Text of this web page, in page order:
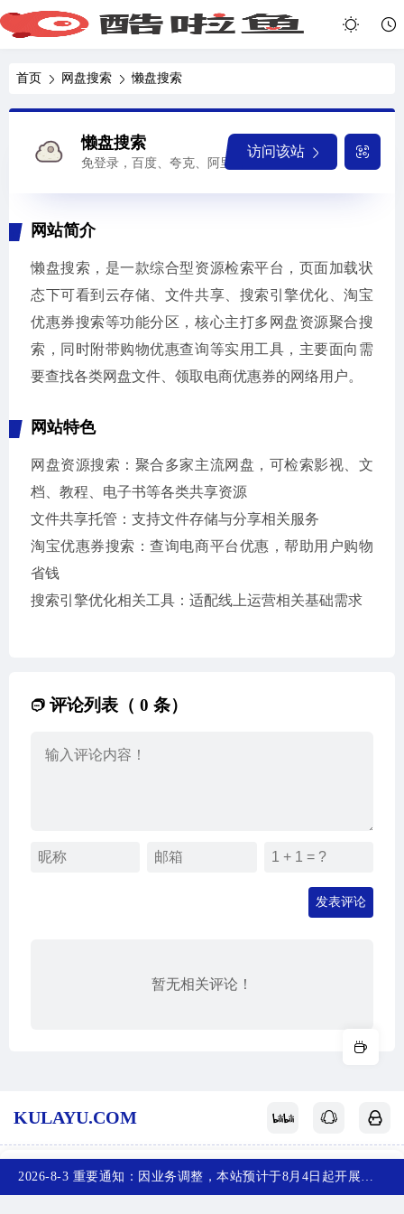
首页 网盘搜索 懒盘搜索
懒盘搜索
免登录，百度、夸克、阿里、迅雷、UC等
访问该站
网站简介
懒盘搜索，是一款综合型资源检索平台，页面加载状
态下可看到云存储、文件共享、搜索引擎优化、淘宝
优惠券搜索等功能分区，核心主打多网盘资源聚合搜
索，同时附带购物优惠查询等实用工具，主要面向需
要查找各类网盘文件、领取电商优惠券的网络用户。
网站特色
网盘资源搜索：聚合多家主流网盘，可检索影视、文
档、教程、电子书等各类共享资源
文件共享托管：支持文件存储与分享相关服务
淘宝优惠券搜索：查询电商平台优惠，帮助用户购物
省钱
搜索引擎优化相关工具：适配线上运营相关基础需求
评论列表（ 0 条）
发表评论
暂无相关评论！
首页 产品 排行榜 投稿
KULAYU.COM
酷拉鱼 网站地图 关于我们 赞赏支持 反馈投稿
2026-8-3 重要通知：因业务调整，本站预计于8月4日起开展新备案，届时，网站首页将访问不了，您可以收藏任意一个页面，访问网站！~